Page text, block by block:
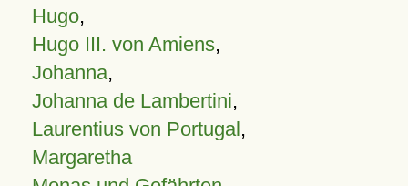
Hugo,
Hugo III. von Amiens,
Johanna,
Johanna de Lambertini,
Laurentius von Portugal,
Margaretha